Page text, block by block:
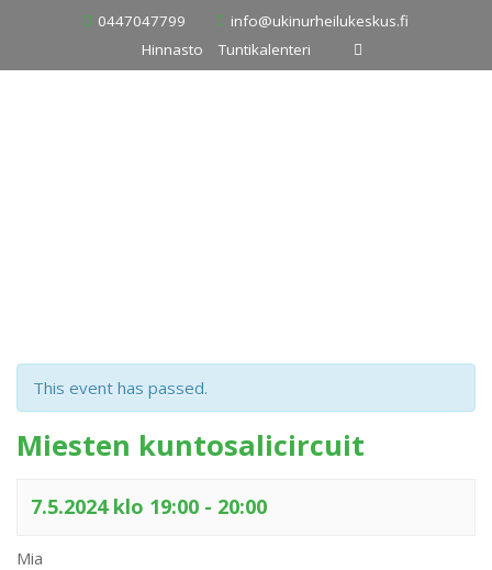
content
0447047799
info@ukinurheilukeskus.fi
Hinnasto
Tuntikalenteri
This event has passed.
Miesten kuntosalicircuit
7.5.2024 klo 19:00 - 20:00
Mia